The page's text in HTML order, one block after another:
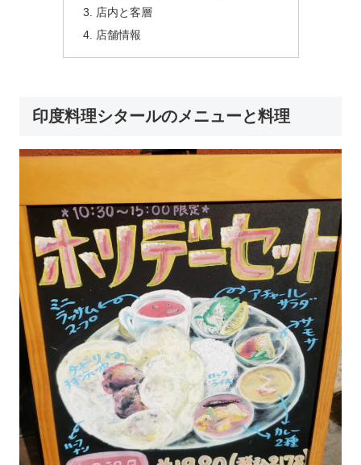
店内と客層
店舗情報
印度料理シタールのメニューと料理